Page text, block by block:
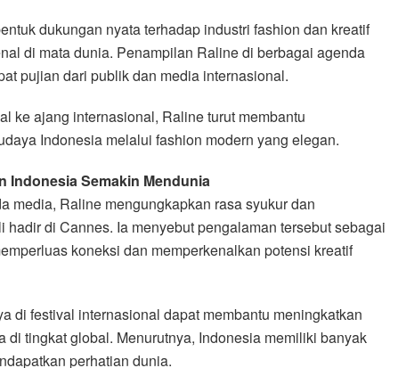
dukungan nyata terhadap industri fashion dan kreatif
di mata dunia. Penampilan Raline di berbagai agenda
pujian dari publik dan media internasional.
ke ajang internasional, Raline turut membantu
Indonesia melalui fashion modern yang elegan.
Indonesia Semakin Mendunia
media, Raline mengungkapkan rasa syukur dan
hadir di Cannes. Ia menyebut pengalaman tersebut sebagai
koneksi dan memperkenalkan potensi kreatif
di festival internasional dapat membantu meningkatkan
di tingkat global. Menurutnya, Indonesia memiliki banyak
perhatian dunia.